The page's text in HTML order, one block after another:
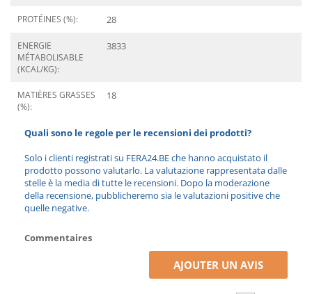
PROTÉINES (%): 28
ENERGIE
MÉTABOLISABLE
(KCAL/KG):
3833
MATIÈRES GRASSES
(%):
18
Quali sono le regole per le recensioni dei prodotti?
Solo i clienti registrati su FERA24.BE che hanno acquistato il
prodotto possono valutarlo. La valutazione rappresentata dalle
stelle è la media di tutte le recensioni. Dopo la moderazione
della recensione, pubblicheremo sia le valutazioni positive che
quelle negative.
Commentaires
AJOUTER UN AVIS